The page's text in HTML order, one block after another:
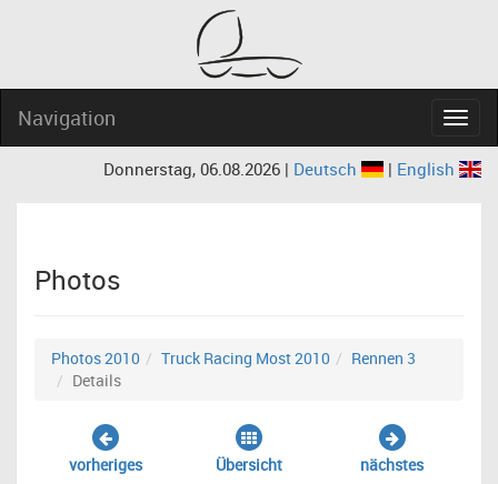
Navigation
Donnerstag, 06.08.2026 | Deutsch | English
Photos
Photos 2010 Truck Racing Most 2010
Rennen 3
Details
vorheriges Übersicht nächstes